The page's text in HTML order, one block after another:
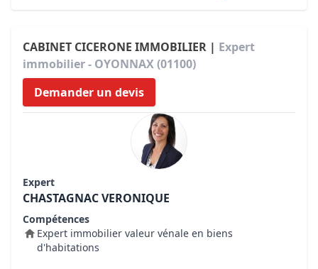
CABINET CICERONE IMMOBILIER | Expert
immobilier - OYONNAX (01100)
Demander un devis
Expert
CHASTAGNAC VERONIQUE
Compétences
Expert immobilier valeur vénale en biens
d'habitations